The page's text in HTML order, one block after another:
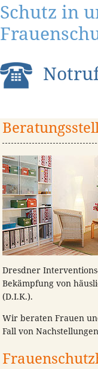
Schutz in
Dresdner
Bekämpfung von
(D.I.K.).
Wir beraten Frauen
Fall von